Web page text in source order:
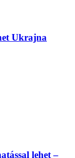
Ukrajna
lehet –